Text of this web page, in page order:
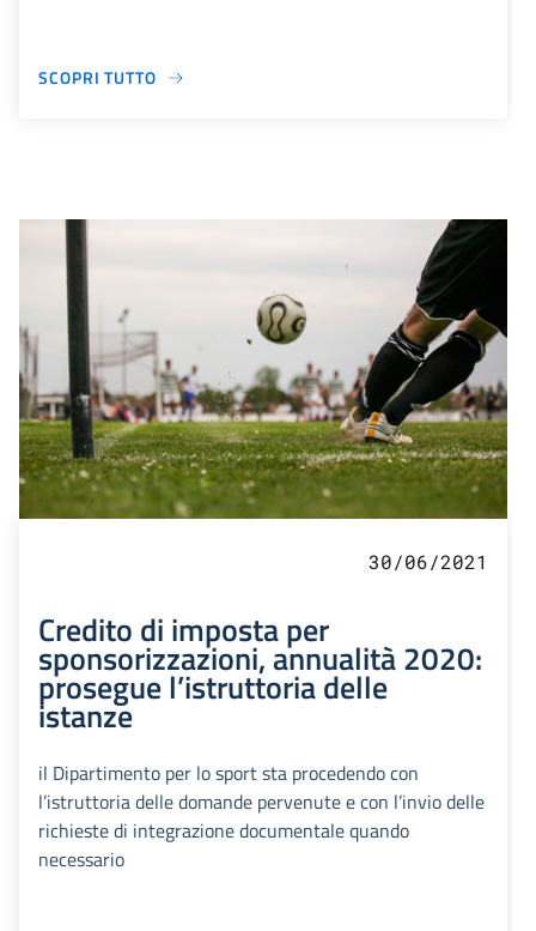
SCOPRI TUTTO
30/06/2021
Credito di imposta per
sponsorizzazioni, annualità 2020:
prosegue l’istruttoria delle
istanze
il Dipartimento per lo sport sta procedendo con
l’istruttoria delle domande pervenute e con l’invio delle
richieste di integrazione documentale quando
necessario